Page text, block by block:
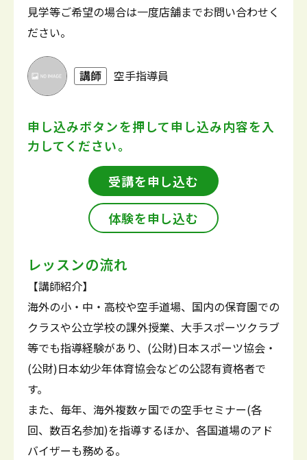
見学等ご希望の場合は一度店舗までお問い合わせく
ださい。
講師 空手指導員
申し込みボタンを押して申し込み内容を入
力してください。
受講を申し込む
体験を申し込む
レッスンの流れ
【講師紹介】
海外の小・中・高校や空手道場、国内の保育園での
クラスや公立学校の課外授業、大手スポーツクラブ
等でも指導経験があり、(公財)日本スポーツ協会・
(公財)日本幼少年体育協会などの公認有資格者で
す。
また、毎年、海外複数ヶ国での空手セミナー(各
回、数百名参加)を指導するほか、各国道場のアド
バイザーも務める。